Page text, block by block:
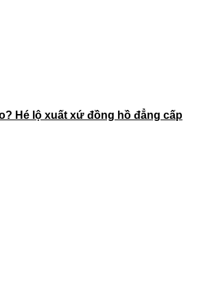
Hé lộ xuất xứ đồng hồ đẳng cấp